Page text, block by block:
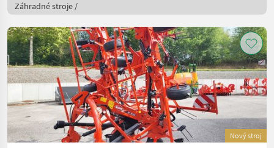
Záhradné stroje /
Nový stroj